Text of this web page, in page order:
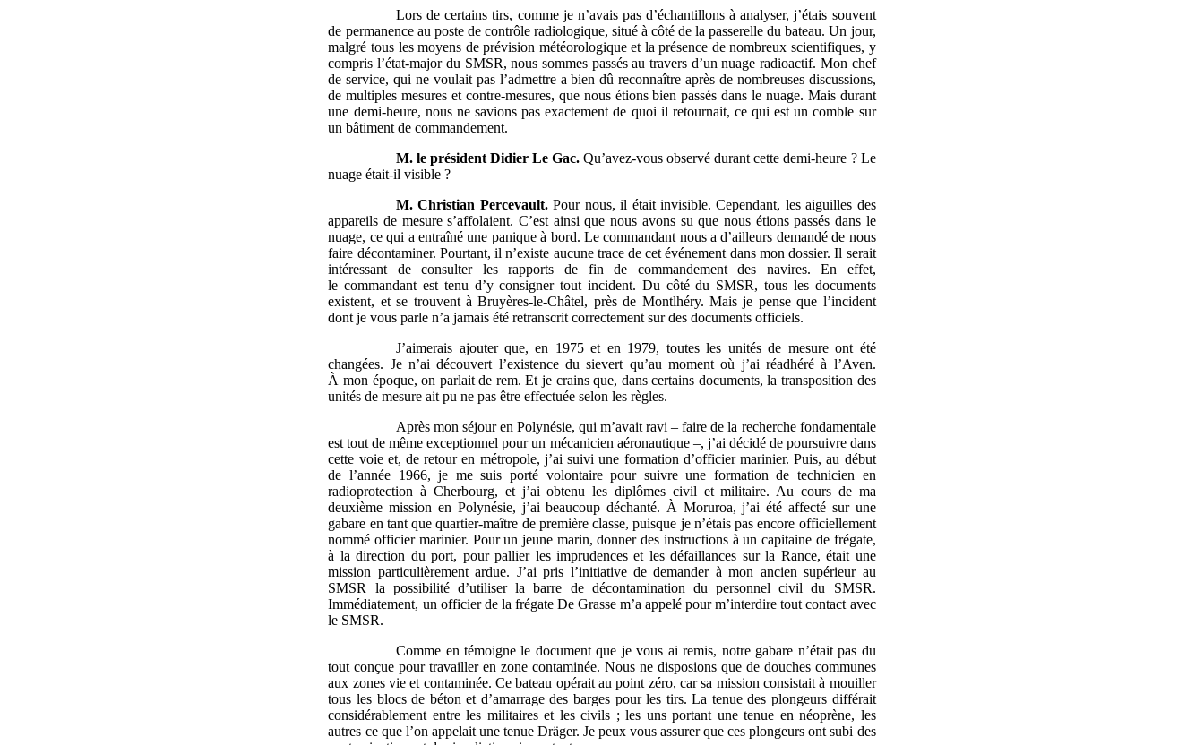
Lors de certains tirs, comme je n’avais pas d’échantillons à analyser, j’étais souvent
de permanence au poste de contrôle radiologique, situé à côté de la passerelle du bateau. Un jour,
malgré tous les moyens de prévision météorologique et la présence de nombreux scientifiques, y
compris l’état-major du SMSR, nous sommes passés au travers d’un nuage radioactif. Mon chef
de service, qui ne voulait pas l’admettre a bien dû reconnaître après de nombreuses discussions,
de multiples mesures et contre-mesures, que nous étions bien passés dans le nuage. Mais durant
une demi-heure, nous ne savions pas exactement de quoi il retournait, ce qui est un comble sur
un bâtiment de commandement.
M. le président Didier Le Gac. Qu’avez-vous observé durant cette demi-heure ? Le
nuage était-il visible ?
M. Christian Percevault.Pour nous, il était invisible. Cependant, les aiguilles des
appareils de mesure s’affolaient. C’est ainsi que nous avons su que nous étions passés dans le
nuage, ce qui a entraîné une panique à bord. Le commandant nous a d’ailleurs demandé de nous
faire décontaminer. Pourtant, il n’existe aucune trace de cet événement dans mon dossier. Il serait
intéressant de consulter les rapports de fin de commandement des navires. En effet,
le commandant est tenu d’y consigner tout incident. Du côté du SMSR, tous les documents
existent, et se trouvent à Bruyères-le-Châtel, près de Montlhéry. Mais je pense que l’incident
dont je vous parle n’a jamais été retranscrit correctement sur des documents officiels.
J’aimerais ajouter que, en 1975 et en 1979, toutes les unités de mesure ont été
changées. Je n’ai découvert l’existence du sievert qu’au moment où j’ai réadhéré à l’Aven.
À mon époque, on parlait de rem. Et je crains que, dans certains documents, la transposition des
unités de mesure ait pu ne pas être effectuée selon les règles.
Après mon séjour en Polynésie, qui m’avait ravi – faire de la recherche fondamentale
est tout de même exceptionnel pour un mécanicien aéronautique –, j’ai décidé de poursuivre dans
cette voie et, de retour en métropole, j’ai suivi une formation d’officier marinier. Puis, au début
de l’année 1966, je me suis porté volontaire pour suivre une formation de technicien en
radioprotection à Cherbourg, et j’ai obtenu les diplômes civil et militaire. Au cours de ma
deuxième mission en Polynésie, j’ai beaucoup déchanté. À Moruroa, j’ai été affecté sur une
gabare en tant que quartier-maître de première classe, puisque je n’étais pas encore officiellement
nommé officier marinier. Pour un jeune marin, donner des instructions à un capitaine de frégate,
à la direction du port, pour pallier les imprudences et les défaillances sur la Rance, était une
mission particulièrement ardue. J’ai pris l’initiative de demander à mon ancien supérieur au
SMSR la possibilité d’utiliser la barre de décontamination du personnel civil du SMSR.
Immédiatement, un officier de la frégate De Grasse m’a appelé pour m’interdire tout contact avec
le SMSR.
Comme en témoigne le document que je vous ai remis, notre gabare n’était pas du
tout conçue pour travailler en zone contaminée. Nous ne disposions que de douches communes
aux zones vie et contaminée. Ce bateau opérait au point zéro, car sa mission consistait à mouiller
tous les blocs de béton et d’amarrage des barges pour les tirs. La tenue des plongeurs différait
considérablement entre les militaires et les civils ; les uns portant une tenue en néoprène, les
autres ce que l’on appelait une tenue Dräger. Je peux vous assurer que ces plongeurs ont subi des